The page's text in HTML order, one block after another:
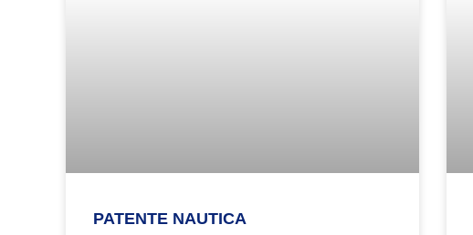
PATENTE NAUTICA